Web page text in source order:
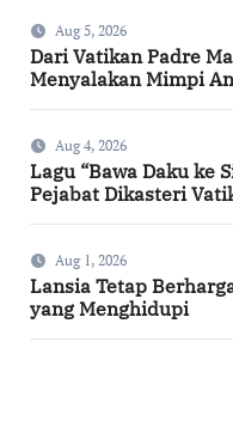
Aug 5, 2026
Dari Vatikan Padre
Menyalakan Mimpi
Aug 4, 2026
Lagu “Bawa Daku ke
Pejabat Dikasteri
Aug 1, 2026
Lansia Tetap
yang Menghidupi